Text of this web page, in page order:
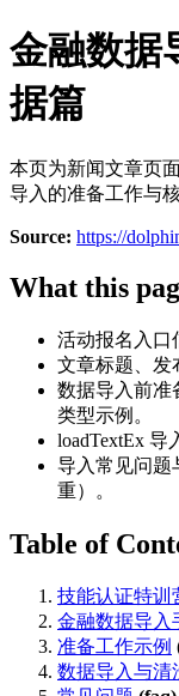
金融数据
据篇
本页为新闻文章页
导入的准备工作与
Source: https://
What this
活动报名入口
文章标题、发
数据导入前准
类型示例。
loadTextEx 导
导入常见问题
重）。
Table of
技能认证特训
金融数据导入
准备工作示例
数据导入与清